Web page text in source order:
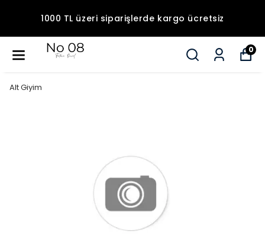
1000 TL üzeri siparişlerde kargo ücretsiz
0
Alt Giyim